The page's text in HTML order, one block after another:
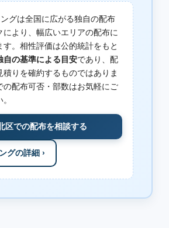
グは全国に広がる独自の配布
により、幅広いエリアの配布に
す。相性評価は公的統計をもと
自の基準による目安であり、配
積りを確約するものではありま
の配布可否・部数はお気軽にご
区での配布を相談する
グの詳細 ›